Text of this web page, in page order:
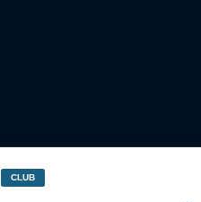
CLUB